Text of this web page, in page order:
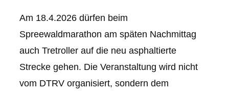
Am 18.4.2026 dürfen beim
Spreewaldmarathon am späten Nachmittag
auch Tretroller auf die neu asphaltierte
Strecke gehen. Die Veranstaltung wird nicht
vom DTRV organisiert, sondern dem